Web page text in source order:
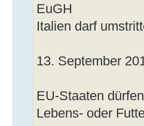
EuGH
Italien darf
13. September
EU-Staaten
Lebens- oder